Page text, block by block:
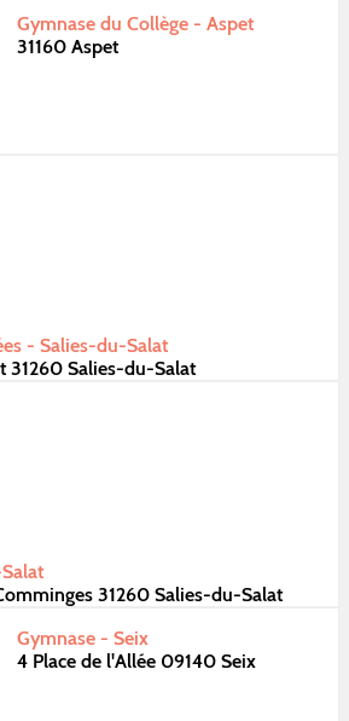
Gymnase du Collège - Aspet
31160 Aspet
- Salies-du-Salat
31260 Salies-du-Salat
31260 Salies-du-Salat
Gymnase - Seix
4 Place de l'Allée 09140 Seix